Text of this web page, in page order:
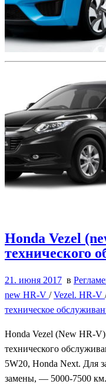
Honda Vezel
технического
21. июня 2017 в
new HR-V /Vezel. HR-V
техническое
Honda Vezel (New HR-
технического
5W20, Honda Next. Для
замены, — 5000-7500